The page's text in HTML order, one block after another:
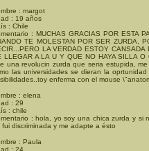
: margot
: 19 años
: Chile
: MUCHAS GRACIAS POR ESTA
TE MOLESTAN POR SER ZURDA,
LA VERDAD ESTOY
LLEGAR A LA U Y QUE NO HAYA SILLA
una revolucin zurda que seria estupida,
las universidades se dieran la
enferma con el mouse
: elena
: 29
: chile
: hola, yo soy una chica zurda y si
fui discriminada y me adapte a ésto
: Paula
: 24